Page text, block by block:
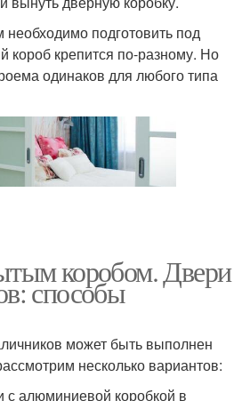
подготовить под
короб крепится по-разному. Но
одинаков для любого типа
коробом. Двери
способы
может быть выполнен
несколько вариантов:
с алюминиевой коробкой в